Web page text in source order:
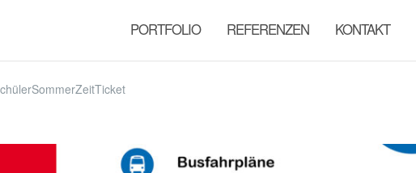
PORTFOLIO REFERENZEN KONTAKT